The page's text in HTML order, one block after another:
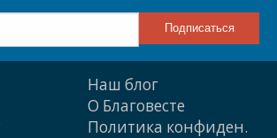
Наш блог
О Благовесте
Политика конфиден.